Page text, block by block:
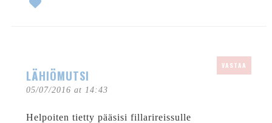
LÄHIÖMUTSI
05/07/2016 at 14:43
VASTAA
Helpoiten tietty pääsisi fillarireissulle